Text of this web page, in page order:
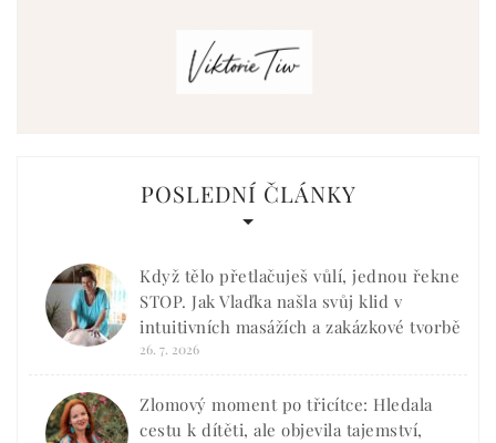
POSLEDNÍ ČLÁNKY
Když tělo přetlačuješ vůlí, jednou řekne
STOP. Jak Vlaďka našla svůj klid v
intuitivních masážích a zakázkové tvorbě
26. 7. 2026
Zlomový moment po třicítce: Hledala
cestu k dítěti, ale objevila tajemství,